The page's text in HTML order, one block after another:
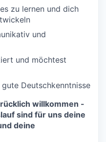
zu lernen und dich
und
und möchtest
Deutschkenntnisse
willkommen -
sind für uns deine
deine